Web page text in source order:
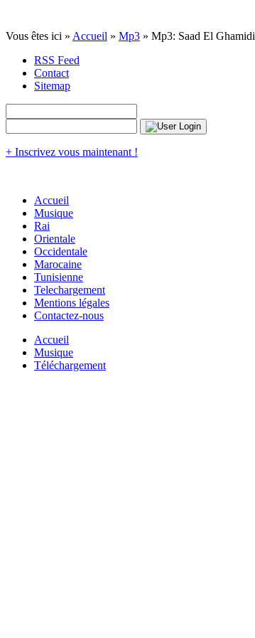
Vous êtes ici » Accueil » Mp3 » Mp3: Saad El Ghamidi
RSS Feed
Contact
Sitemap
+ Inscrivez vous maintenant !
Accueil
Musique
Rai
Orientale
Occidentale
Marocaine
Tunisienne
Telechargement
Mentions légales
Contactez-nous
Accueil
Musique
Téléchargement